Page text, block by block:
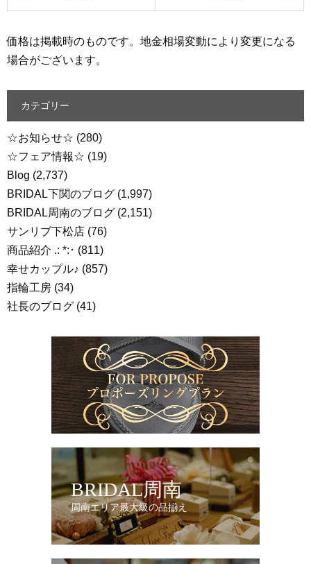
価格は掲載時のものです。地金相場変動により変更になる
場合がございます。
カテゴリー
☆お知らせ☆ (280)
☆フェア情報☆ (19)
Blog (2,737)
BRIDAL下関のブログ (1,997)
BRIDAL周南のブログ (2,151)
サンリブ下松店 (76)
商品紹介 .: *:･ (811)
幸せカップル♪ (857)
指輪工房 (34)
社長のブログ (41)
BRIDAL周南
周南エリア最大級の品揃え